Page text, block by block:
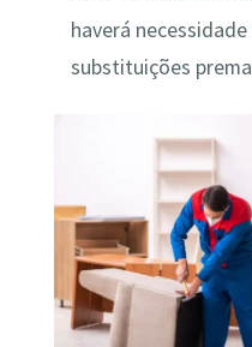
haverá
substituições